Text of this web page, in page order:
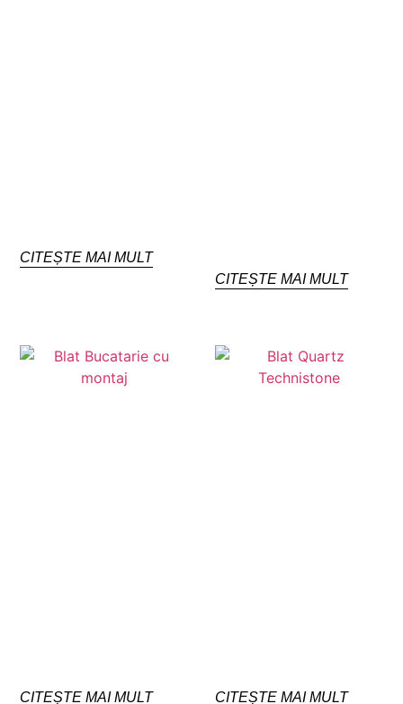
CITEȘTE MAI MULT
CITEȘTE MAI MULT
CITEȘTE MAI MULT CITEȘTE MAI MULT